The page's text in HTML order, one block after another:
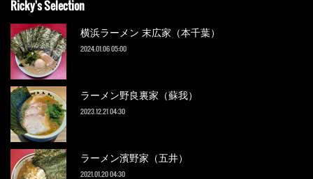
Ricky's Selection
横浜ラーメン 末広家（本千葉）
2024.01.06 05:00
ラーメン野良裏家（蘇我）
2023.12.21 04:30
ラーメン濱野家（五井）
2021.01.20 04:30